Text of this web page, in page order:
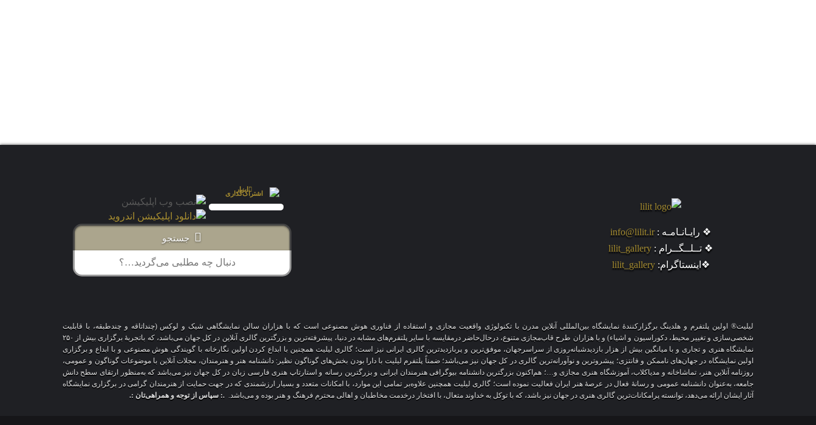
❖ رایـانـامـه : info@lilit.ir
❖ تــلــگــرام : lilit_gallery
❖اینستاگرام: lilit_gallery
جستجو
لیلیت® اولین پلتفرم و هلدینگ برگزارکنندهٔ نمایشگاه بین‌المللی آنلاین مدرن با تکنولوژی واقعیت مجازی و استفاده از فناوری هوش مصنوعی است که با هزاران سالن نمایشگاهی شیک و لوکس (چنداتاقه و چندطبقه، با قابلیت
شخصی‌سازی و تغییر محیط، دکوراسیون و اشیاء) و با هزاران طرح قاب‌مجازی متنوع، درحال‌حاضر درمقایسه با سایر پلتفرم‌های مشابه در دنیا، پیشرفته‌ترین و بزرگترین گالری آنلاین در کل جهان می‌باشد، که باتجربهٔ برگزاری بیش از ۲۵۰
نمایشگاه هنری و تجاری و با میانگین بیش از هزار بازدیدشبانه‌روزی از سراسرجهان، موفق‌ترین و پربازدیدترین گالری ایرانی نیز است؛ گالری لیلیت همچنین با ابداع کردن اولین نگارخانه با گویندگی هوش مصنوعی و با ابداع و برگزاری
اولین نمایشگاه در جهان‌های ناممکن و فانتزی؛ پیشروترین و نوآورانه‌ترین گالری در کل جهان نیز می‌باشد؛ ضمناً پلتفرم لیلیت با دارا بودن بخش‌های گوناگون نظیر: دانشنامه هنر و هنرمندان، مجلات آنلاین با موضوعات گوناگون و عمومی،
روزنامه آنلاین هنر، تماشاخانه و مدیاکلاب، آموزشگاه هنری مجازی و…؛ هم‌اکنون بزرگترین دانشنامه بیوگرافی هنرمندان ایرانی و بزرگترین رسانه و استارتاپ هنری فارسی زبان در کل جهان نیز می‌باشد که به‌منظور ارتقای سطح دانش
جامعه، به‌عنوان دانشنامه عمومی و رسانهٔ فعال در عرصهٔ هنر ایران فعالیت نموده است؛ گالری لیلیت همچنین علاوه‌بر تمامی این موارد، با امکانات متعدد و بسیار ارزشمندی که در جهت حمایت از هنرمندان گرامی در برگزاری نمایشگاه
آثار ایشان ارائه می‌دهد، توانسته پرامکانات‌ترین گالری هنری در جهان نیز باشد، که با توکل به خداوند متعال، با افتخار درخدمت مخاطبان و اهالی محترم فرهنگ و هنر بوده و می‌باشد. .: سپاس از توجه و همراهی‌تان :.